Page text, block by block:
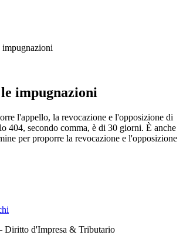
impugnazioni
l'appello, la revocazione e l'opposizione di
404, secondo comma, è di 30 giorni. È anche
per proporre la revocazione e l'opposizione
Diritto d'Impresa & Tributario